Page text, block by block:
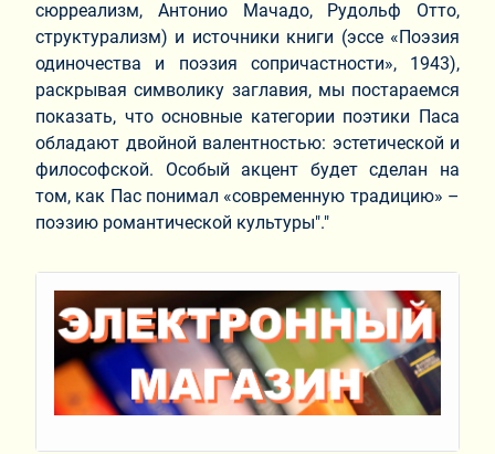
сюрреализм, Антонио Мачадо, Рудольф Отто,
структурализм) и источники книги (эссе «Поэзия
одиночества и поэзия сопричастности», 1943),
раскрывая символику заглавия, мы постараемся
показать, что основные категории поэтики Паса
обладают двойной валентностью: эстетической и
философской. Особый акцент будет сделан на
том, как Пас понимал «современную традицию» –
поэзию романтической культуры"."